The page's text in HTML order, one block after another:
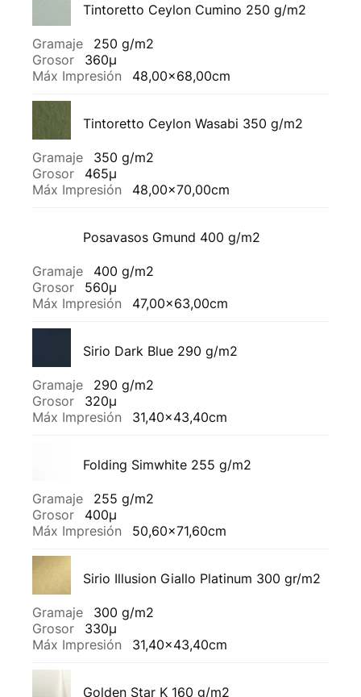
Tintoretto Ceylon Cumino 250 g/m2
Gramaje
250 g/m2
Grosor
360µ
Máx Impresión
48,00x68,00cm
Tintoretto Ceylon Wasabi 350 g/m2
Gramaje
350 g/m2
Grosor
465µ
Máx Impresión
48,00x70,00cm
Posavasos Gmund 400 g/m2
Gramaje
400 g/m2
Grosor
560µ
Máx Impresión
47,00x63,00cm
Sirio Dark Blue 290 g/m2
Gramaje
290 g/m2
Grosor
320µ
Máx Impresión
31,40x43,40cm
Folding Simwhite 255 g/m2
Gramaje
255 g/m2
Grosor
400µ
Máx Impresión
50,60x71,60cm
Sirio Illusion Giallo Platinum 300 gr/m2
Gramaje
300 g/m2
Grosor
330µ
Máx Impresión
31,40x43,40cm
Golden Star K 160 g/m2